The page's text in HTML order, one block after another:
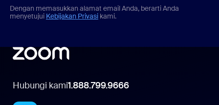
Dengan memasukkan alamat email Anda, berarti Anda
menyetujui Kebijakan Privasi kami.
Hubungi kami1.888.799.9666